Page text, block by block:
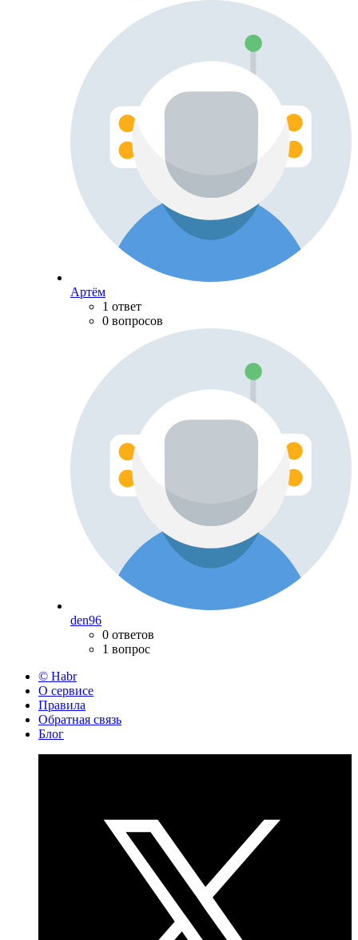
Артём
1 ответ
0 вопросов
den96
0 ответов
1 вопрос
© Habr
О сервисе
Правила
Обратная связь
Блог